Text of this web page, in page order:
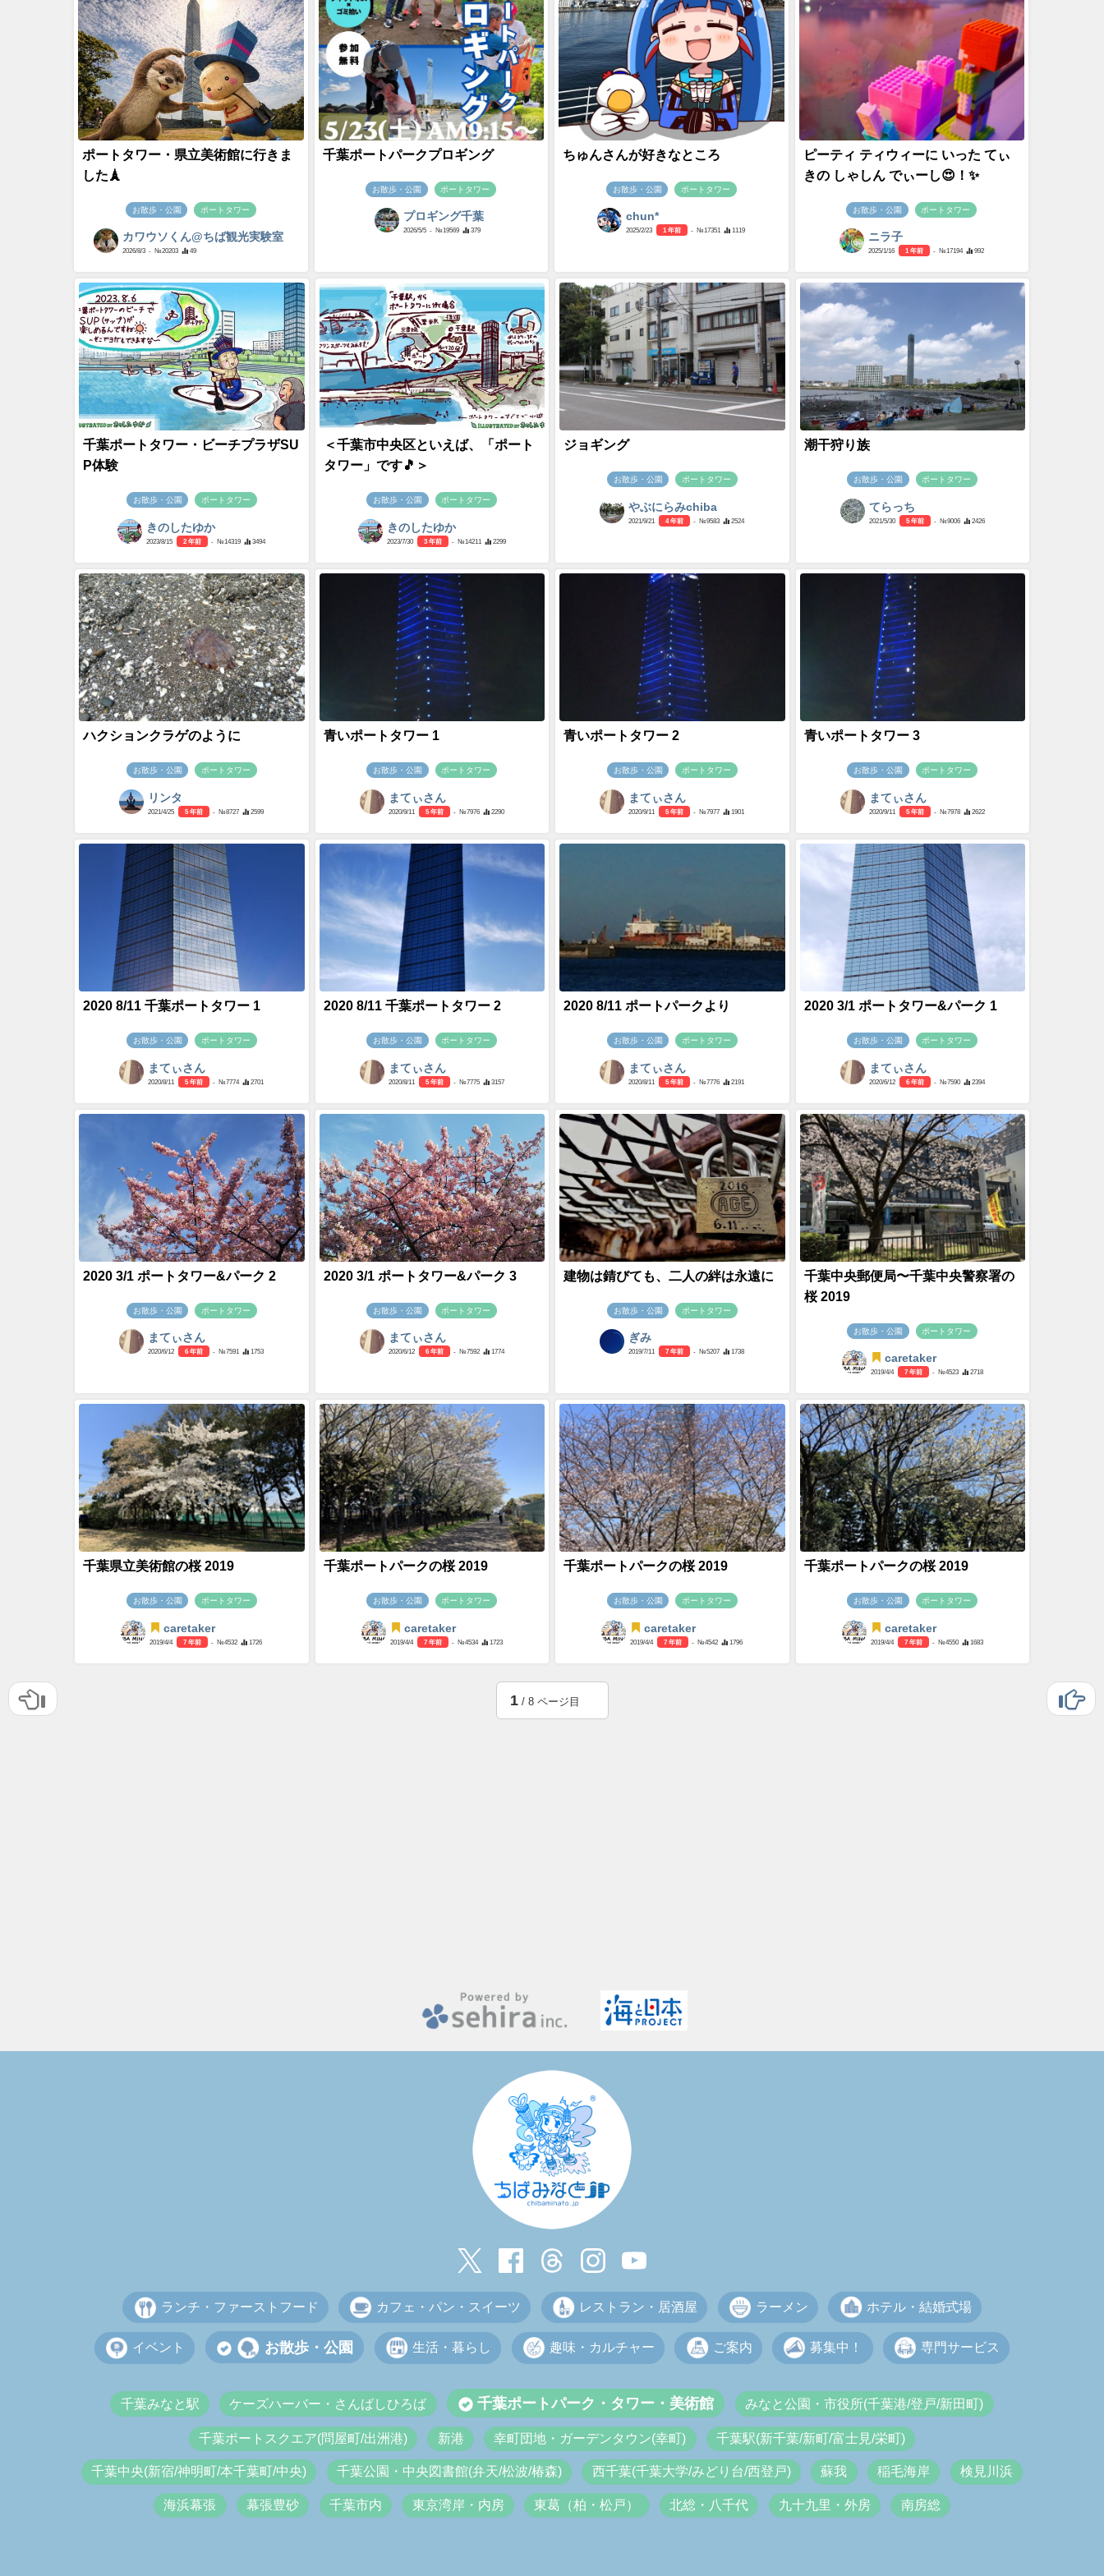
ポートタワー・県立美術館に行きま
した🗼
お散歩・公園 ポートタワー
カワウソくん@ちば観光実験室
2026/8/3 - №20203 49
千葉ポートパークプロギング
お散歩・公園 ポートタワー
プロギング千葉
2026/5/5 - №19569 379
ちゅんさんが好きなところ
お散歩・公園 ポートタワー
chun*
2025/2/23 1 年前 - №17351 1119
ピーティ ティウィーに いった てぃ
きの しゃしん でぃーし😍！✨
お散歩・公園 ポートタワー
ニラ子
2025/1/16 1 年前 - №17194 992
千葉ポートタワー・ビーチプラザSU
P体験
お散歩・公園 ポートタワー
きのしたゆか
2023/8/15 2 年前 - №14319 3494
＜千葉市中央区といえば、「ポート
タワー」です🎵＞
お散歩・公園 ポートタワー
きのしたゆか
2023/7/30 3 年前 - №14211 2299
ジョギング
お散歩・公園 ポートタワー
やぶにらみchiba
2021/9/21 4 年前 - №9583 2524
潮干狩り族
お散歩・公園 ポートタワー
てらっち
2021/5/30 5 年前 - №9006 2426
ハクションクラゲのように
お散歩・公園 ポートタワー
リンタ
2021/4/25 5 年前 - №8727 2599
青いポートタワー 1
お散歩・公園 ポートタワー
まてぃさん
2020/9/11 5 年前 - №7976 2290
青いポートタワー 2
お散歩・公園 ポートタワー
まてぃさん
2020/9/11 5 年前 - №7977 1901
青いポートタワー 3
お散歩・公園 ポートタワー
まてぃさん
2020/9/11 5 年前 - №7978 2622
2020 8/11 千葉ポートタワー 1
お散歩・公園 ポートタワー
まてぃさん
2020/8/11 5 年前 - №7774 2701
2020 8/11 千葉ポートタワー 2
お散歩・公園 ポートタワー
まてぃさん
2020/8/11 5 年前 - №7775 3157
2020 8/11 ポートパークより
お散歩・公園 ポートタワー
まてぃさん
2020/8/11 5 年前 - №7776 2191
2020 3/1 ポートタワー&パーク 1
お散歩・公園 ポートタワー
まてぃさん
2020/6/12 6 年前 - №7590 2394
2020 3/1 ポートタワー&パーク 2
お散歩・公園 ポートタワー
まてぃさん
2020/6/12 6 年前 - №7591 1753
2020 3/1 ポートタワー&パーク 3
お散歩・公園 ポートタワー
まてぃさん
2020/6/12 6 年前 - №7592 1774
建物は錆びても、二人の絆は永遠に
お散歩・公園 ポートタワー
ぎみ
2019/7/11 7 年前 - №5207 1738
千葉中央郵便局〜千葉中央警察署の
桜 2019
お散歩・公園 ポートタワー
caretaker
2019/4/4 7 年前 - №4523 2718
千葉県立美術館の桜 2019
お散歩・公園 ポートタワー
caretaker
2019/4/4 7 年前 - №4532 1726
千葉ポートパークの桜 2019
お散歩・公園 ポートタワー
caretaker
2019/4/4 7 年前 - №4534 1723
千葉ポートパークの桜 2019
お散歩・公園 ポートタワー
caretaker
2019/4/4 7 年前 - №4542 1796
千葉ポートパークの桜 2019
お散歩・公園 ポートタワー
caretaker
2019/4/4 7 年前 - №4550 1683
1/ 8 ページ目
ランチ・ファーストフード カフェ・パン・スイーツ レストラン・居酒屋 ラーメン ホテル・結婚式場
イベント お散歩・公園 生活・暮らし 趣味・カルチャー ご案内 募集中！ 専門サービス
千葉みなと駅 ケーズハーバー・さんばしひろば 千葉ポートパーク・タワー・美術館 みなと公園・市役所(千葉港/登戸/新田町)
千葉ポートスクエア(問屋町/出洲港) 新港 幸町団地・ガーデンタウン(幸町) 千葉駅(新千葉/新町/富士見/栄町)
千葉中央(新宿/神明町/本千葉町/中央) 千葉公園・中央図書館(弁天/松波/椿森) 西千葉(千葉大学/みどり台/西登戸) 蘇我 稲毛海岸 検見川浜
海浜幕張 幕張豊砂 千葉市内 東京湾岸・内房 東葛（柏・松戸） 北総・八千代 九十九里・外房 南房総